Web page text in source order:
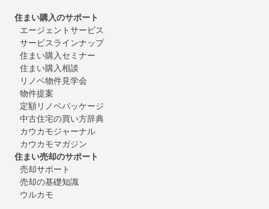
住まい購入のサポート
エージェントサービス
サービスラインナップ
住まい購入セミナー
住まい購入相談
リノベ物件見学会
物件提案
定額リノベパッケージ
中古住宅の買い方辞典
カウカモジャーナル
カウカモマガジン
住まい売却のサポート
売却サポート
売却の基礎知識
ウルカモ